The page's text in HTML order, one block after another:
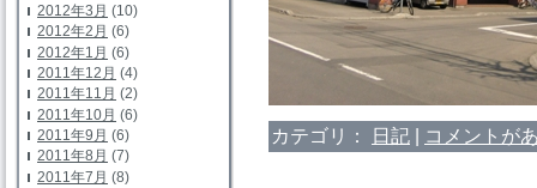
2012年3月 (10)
2012年2月 (6)
2012年1月 (6)
2011年12月 (4)
2011年11月 (2)
2011年10月 (6)
2011年9月 (6)
2011年8月 (7)
2011年7月 (8)
カテゴリ： 日記 | コメントが